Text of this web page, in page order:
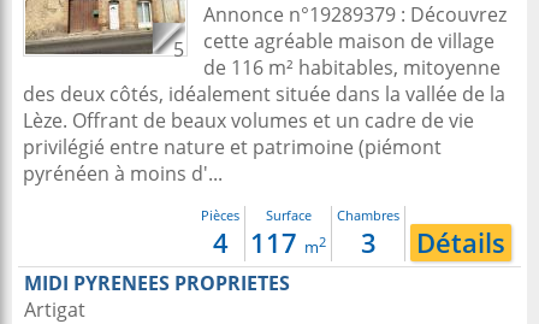
5
Annonce n°19289379 : Découvrez
cette agréable maison de village
de 116 m² habitables, mitoyenne
des deux côtés, idéalement située dans la vallée de la
Lèze. Offrant de beaux volumes et un cadre de vie
privilégié entre nature et patrimoine (piémont
pyrénéen à moins d'...
Pièces
4
Surface
117 m2
Chambres
3 Détails
MIDI PYRENEES PROPRIETES
Artigat